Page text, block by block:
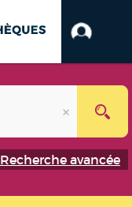
Recherche avancée